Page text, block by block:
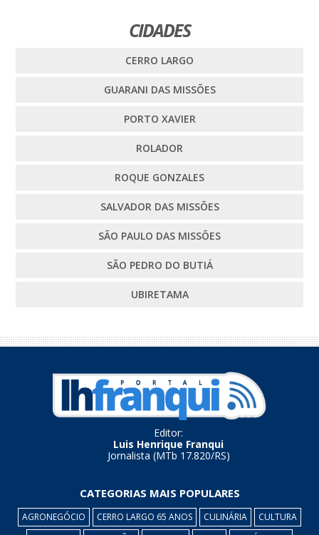
CIDADES
CERRO LARGO
GUARANI DAS MISSÕES
PORTO XAVIER
ROLADOR
ROQUE GONZALES
SALVADOR DAS MISSÕES
SÃO PAULO DAS MISSÕES
SÃO PEDRO DO BUTIÁ
UBIRETAMA
Editor:
Luis Henrique Franqui
Jornalista (MTb 17.820/RS)
CATEGORIAS MAIS POPULARES
AGRONEGÓCIO CERRO LARGO 65 ANOS CULINÁRIA
CULTURA